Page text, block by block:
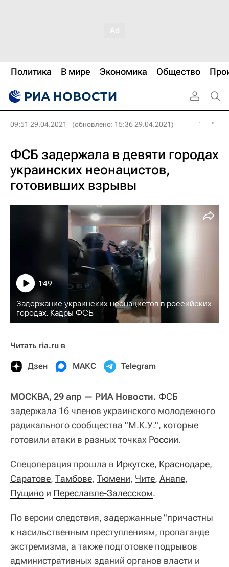
Политика В мире Экономика Общество
09:51 29.04.2021 (обновлено: 15:36 29.04.2021)
ФСБ задержала в девяти городах
украинских неонацистов,
готовивших взрывы
Задержание украинских неонацистов в российских
городах. Кадры ФСБ
1:49
Читать ria.ru в
Дзен МАКС Telegram
МОСКВА, 29 апр — РИА Новости. ФСБ
задержала 16 членов украинского молодежного
радикального сообщества "М.К.У.", которые
готовили атаки в разных точках России.
Спецоперация прошла в Иркутске, Краснодаре,
Саратове, Тамбове, Тюмени, Чите, Анапе,
Пущино и Переславле-Залесском.
По версии следствия, задержанные "причастны
к насильственным преступлениям, пропаганде
экстремизма, а также подготовке подрывов
административных зданий органов власти и